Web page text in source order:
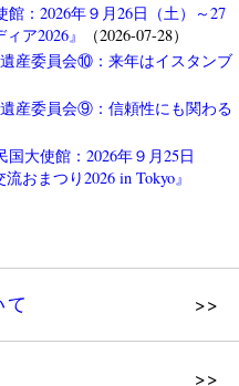
館：2026年９月26日（土）～27
ア2026』
（2026-07-28）
産委員会⑩：来年はイスタンブ
産委員会⑨：信頼性にも関わる
国大使館：2026年９月25日
おまつり2026 in Tokyo』